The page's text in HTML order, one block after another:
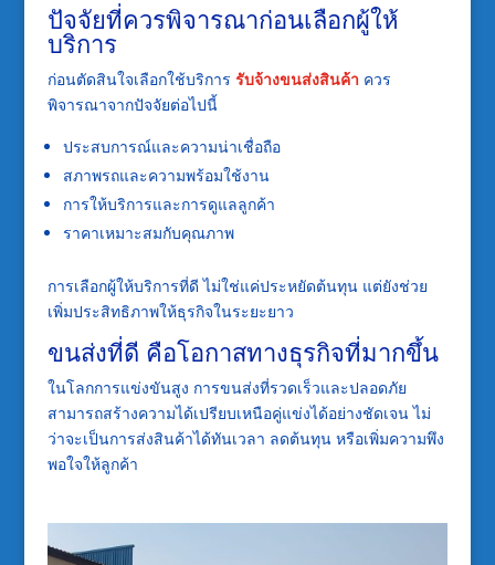
ปัจจัยที่ควรพิจารณาก่อนเลือกผู้ให้
บริการ
ก่อนตัดสินใจเลือกใช้บริการ รับจ้างขนส่งสินค้า ควร
พิจารณาจากปัจจัยต่อไปนี้
ประสบการณ์และความน่าเชื่อถือ
สภาพรถและความพร้อมใช้งาน
การให้บริการและการดูแลลูกค้า
ราคาเหมาะสมกับคุณภาพ
การเลือกผู้ให้บริการที่ดี ไม่ใช่แค่ประหยัดต้นทุน แต่ยังช่วย
เพิ่มประสิทธิภาพให้ธุรกิจในระยะยาว
ขนส่งที่ดี คือโอกาสทางธุรกิจที่มากขึ้น
ในโลกการแข่งขันสูง การขนส่งที่รวดเร็วและปลอดภัย
สามารถสร้างความได้เปรียบเหนือคู่แข่งได้อย่างชัดเจน ไม่
ว่าจะเป็นการส่งสินค้าได้ทันเวลา ลดต้นทุน หรือเพิ่มความพึง
พอใจให้ลูกค้า